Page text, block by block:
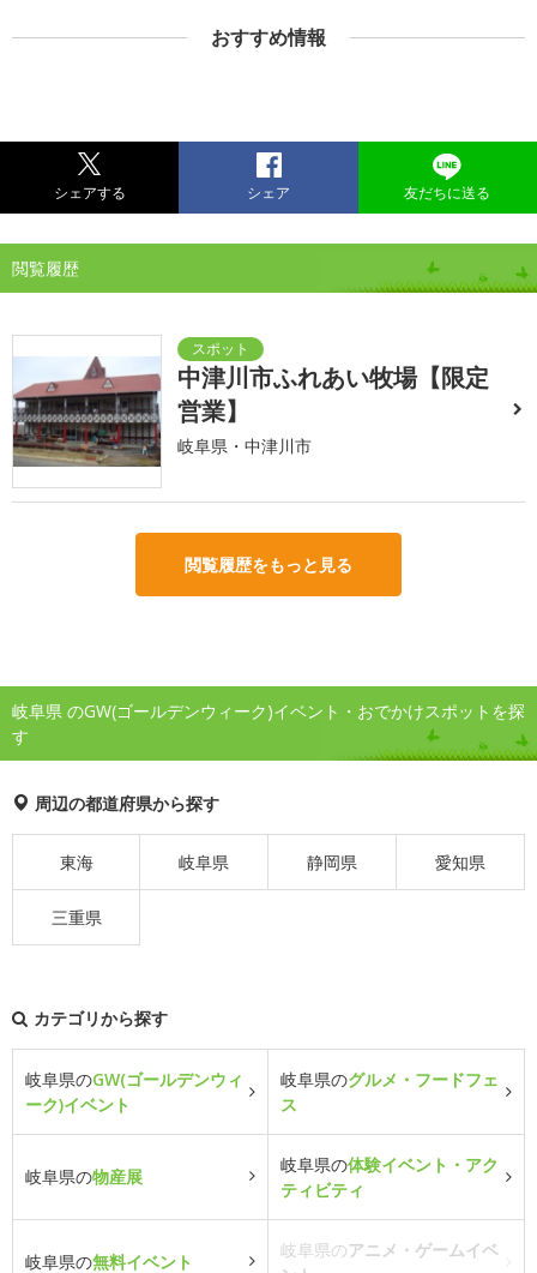
おすすめ情報
シェアする シェア 友だちに送る
閲覧履歴
中津川市ふれあい牧場【限定
営業】
岐阜県・中津川市
閲覧履歴をもっと見る
岐阜県 のGW(ゴールデンウィーク)イベント・おでかけスポットを探
す
周辺の都道府県から探す
東海 岐阜県 静岡県 愛知県
三重県
カテゴリから探す
岐阜県のGW(ゴールデンウィ
ーク)イベント
岐阜県のグルメ・フードフェ
ス
岐阜県の物産展
岐阜県の体験イベント・アク
ティビティ
岐阜県の無料イベント
岐阜県のアニメ・ゲームイベ